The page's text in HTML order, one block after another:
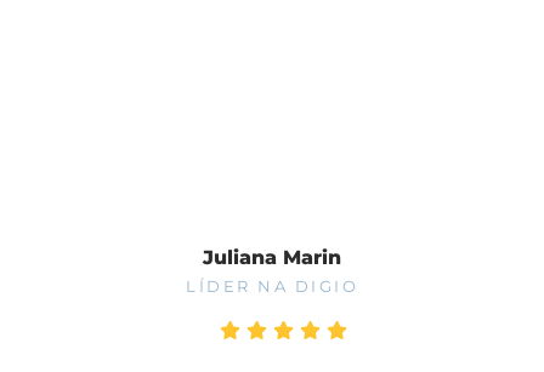
Juliana Marin
LÍDER NA DIGIO